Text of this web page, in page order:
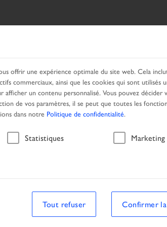
NOS PRODUITS RESEAU
Véhicule
offrir une expérience optimale du site web. Cela
commerciaux, ainsi que les cookies qui sont utilisés
afficher un contenu personnalisé. Vous pouvez décider
de vos paramètres, il se peut que toutes les
dans notre Politique de confidentialité.
Statistiques Marketing
Tout refuser Confirmer